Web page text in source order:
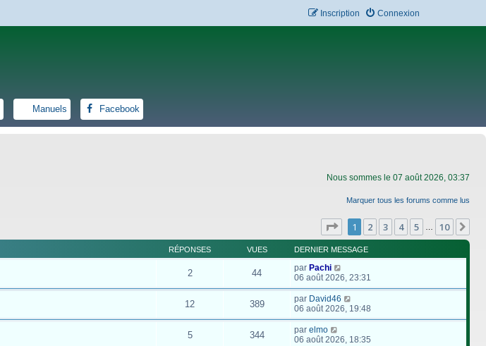
Connexion
Inscription
Manuels Facebook
Nous sommes le 07 août 2026, 03:37
Marquer tous les forums comme lus
Page 1sur10
1 2 3 4 5 10
RÉPONSES VUES DERNIER MESSAGE
2 44 par Pachi
06 août 2026, 23:31
12 389 par David46
06 août 2026, 19:48
5 344 par elmo
06 août 2026, 18:35